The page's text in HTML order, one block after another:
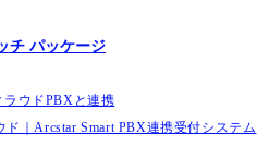
チ パッケージ
ラウドPBXと連携
ド｜Arcstar Smart PBX連携受付システム